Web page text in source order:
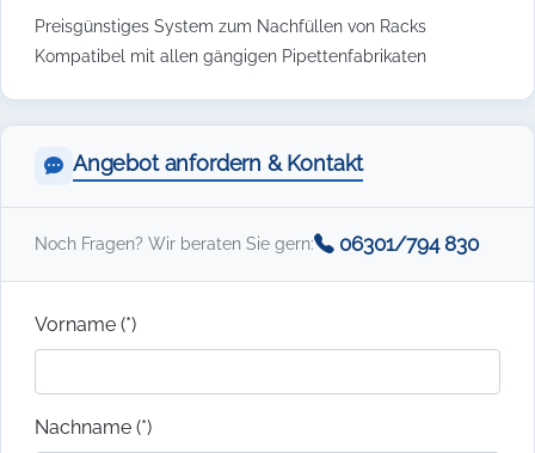
Preisgünstiges System zum Nachfüllen von Racks
Kompatibel mit allen gängigen Pipettenfabrikaten
Angebot anfordern & Kontakt
Noch Fragen? Wir beraten Sie gern: 06301/794 830
Vorname (*)
Nachname (*)